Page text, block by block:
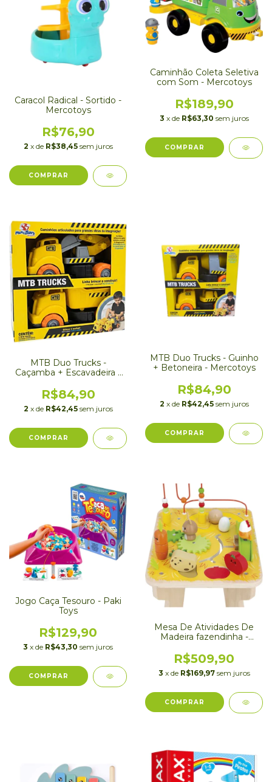
Caracol Radical - Sortido -
Mercotoys
R$76,90
2 x de R$38,45 sem juros
Caminhão Coleta Seletiva
com Som - Mercotoys
R$189,90
3 x de R$63,30 sem juros
MTB Duo Trucks -
Caçamba + Escavadeira -
R$84,90
2 x de R$42,45 sem juros
MTB Duo Trucks - Guinho
+ Betoneira - Mercotoys
R$84,90
2 x de R$42,45 sem juros
Jogo Caça Tesouro - Paki
Toys
R$129,90
3 x de R$43,30 sem juros
Mesa De Atividades De
Madeira fazendinha -
R$509,90
3 x de R$169,97 sem juros